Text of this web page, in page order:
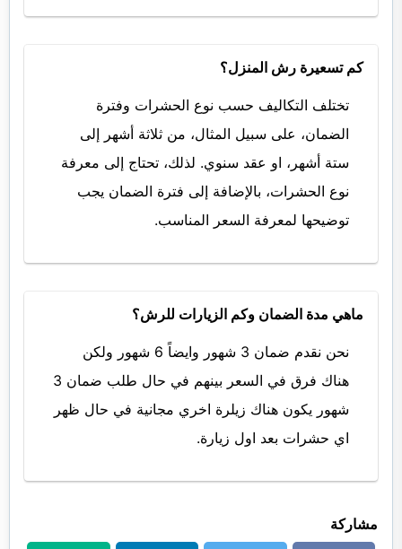
كم تسعيرة رش المنزل؟
تختلف التكاليف حسب نوع الحشرات وفترة
الضمان، على سبيل المثال، من ثلاثة أشهر إلى
ستة أشهر، او عقد سنوي. لذلك، تحتاج إلى معرفة
نوع الحشرات، بالإضافة إلى فترة الضمان يجب
توضيحها لمعرفة السعر المناسب.
ماهي مدة الضمان وكم الزيارات للرش؟
نحن نقدم ضمان 3 شهور وايضاً 6 شهور ولكن
هناك فرق في السعر بينهم في حال طلب ضمان 3
شهور يكون هناك زيلرة اخري مجانية في حال ظهر
اي حشرات بعد اول زيارة.
مشاركة